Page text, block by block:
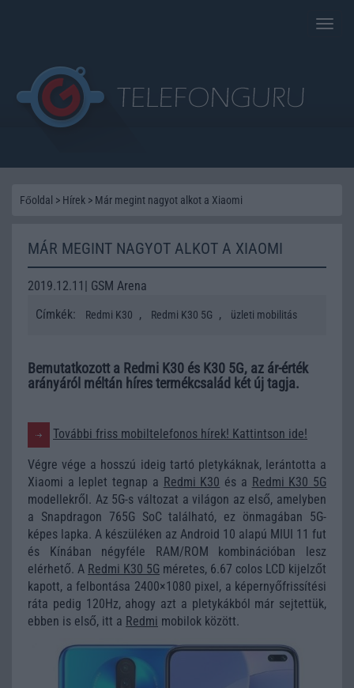
Toggle
Főoldal > Hírek > Már megint nagyot alkot a Xiaomi
MÁR MEGINT NAGYOT ALKOT A XIAOMI
2019.12.11| GSM Arena
Címkék:
Redmi K30 , Redmi K30 5G , üzleti mobilitás
Bemutatkozott a Redmi K30 és K30 5G, az ár-érték
arányáról méltán híres termékcsalád két új tagja.
További friss mobiltelefonos hírek! Kattintson ide!
Végre vége a hosszú ideig tartó pletykáknak, lerántotta a
Xiaomi a leplet tegnap a Redmi K30 és a Redmi K30 5G
modellekről. Az 5G-s változat a világon az első, amelyben
a Snapdragon 765G SoC található, ez önmagában 5G-
képes lapka. A készüléken az Android 10 alapú MIUI 11 fut
és Kínában négyféle RAM/ROM kombinációban lesz
elérhető. A Redmi K30 5G méretes, 6.67 colos LCD kijelzőt
kapott, a felbontása 2400×1080 pixel, a képernyőfrissítési
ráta pedig 120Hz, ahogy azt a pletykákból már sejtettük,
ebben is első, itt a Redmi mobilok között.